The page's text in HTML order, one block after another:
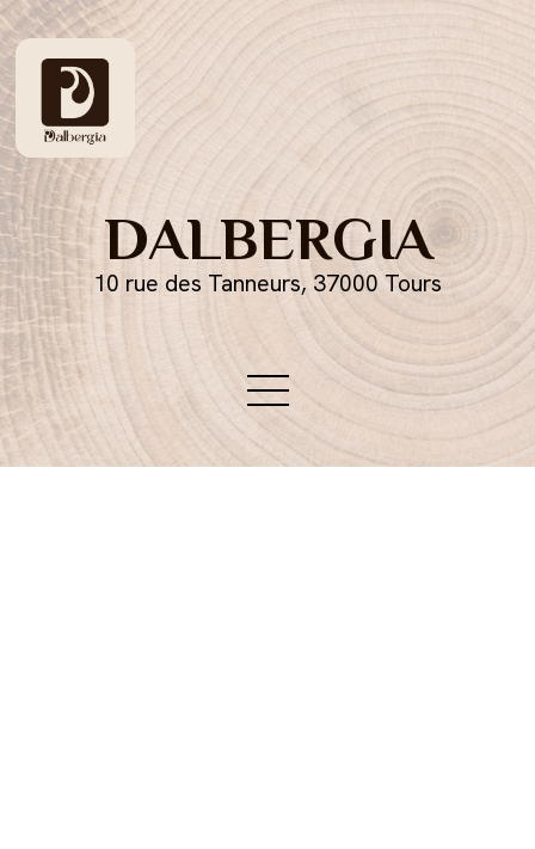
DALBERGIA
10 rue des Tanneurs, 37000 Tours